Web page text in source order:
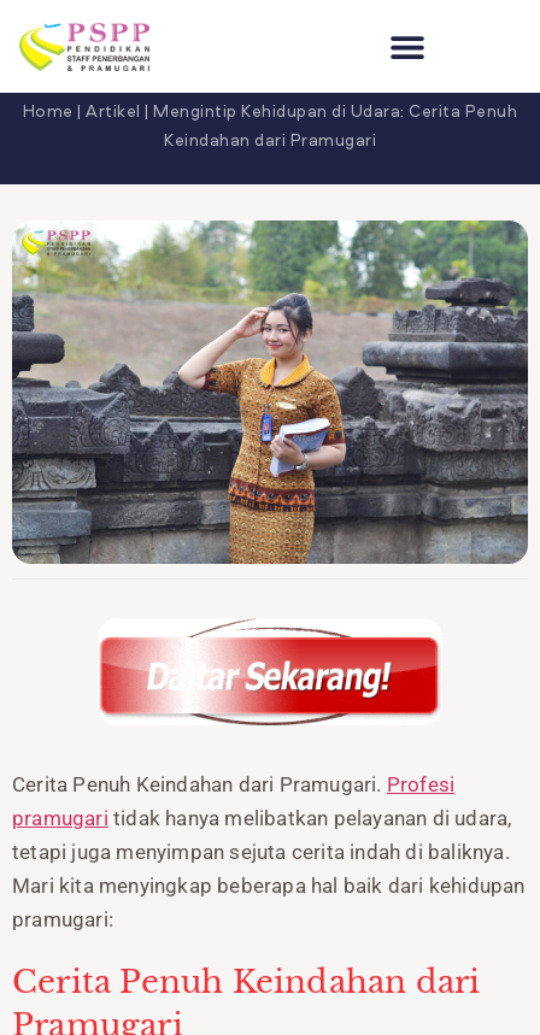
CERITA PENUH KEINDAHAN DARI
Home |Artikel |Mengintip Kehidupan di Udara: Cerita Penuh
Keindahan dari Pramugari
Cerita Penuh Keindahan dari Pramugari. Profesi
pramugari tidak hanya melibatkan pelayanan di udara,
tetapi juga menyimpan sejuta cerita indah di baliknya.
Mari kita menyingkap beberapa hal baik dari kehidupan
pramugari:
Cerita Penuh Keindahan dari
Pramugari